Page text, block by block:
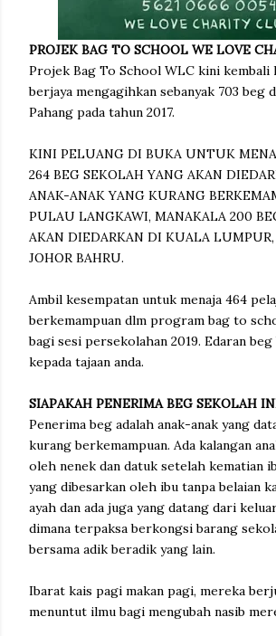
PROJEK BAG TO SCHOOL WE LOVE
Projek Bag To School WLC kini kembali
berjaya mengagihkan sebanyak 703 beg
Pahang pada tahun 2017.
KINI PELUANG DI BUKA UNTUK
264 BEG SEKOLAH YANG AKAN
ANAK-ANAK YANG KURANG
PULAU LANGKAWI, MANAKALA 200
AKAN DIEDARKAN DI KUALA LUMPUR,
JOHOR BAHRU.
Ambil kesempatan untuk menaja 464
berkemampuan dlm program bag to
bagi sesi persekolahan 2019. Edaran
kepada tajaan anda.
SIAPAKAH PENERIMA BEG SEKOLAH
Penerima beg adalah anak-anak yang
kurang berkemampuan. Ada kalangan
oleh nenek dan datuk setelah kematian
yang dibesarkan oleh ibu tanpa belaian
ayah dan ada juga yang datang dari
dimana terpaksa berkongsi barang
bersama adik beradik yang lain.
Ibarat kais pagi makan pagi, mereka
menuntut ilmu bagi mengubah nasib